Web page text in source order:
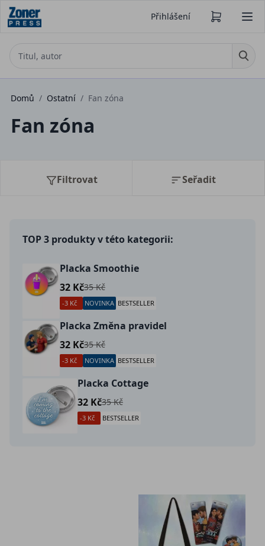
Přihlášení
Domů / Ostatní / Fan zóna
Fan zóna
Filtrovat Seřadit
TOP 3 produkty v této kategorii:
Placka Smoothie
32 Kč35 Kč
-3 Kč NOVINKA BESTSELLER
Placka Změna pravidel
32 Kč35 Kč
-3 Kč NOVINKA BESTSELLER
Placka Cottage
32 Kč35 Kč
-3 Kč BESTSELLER